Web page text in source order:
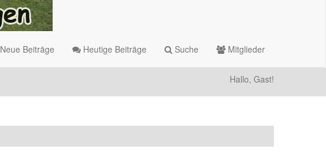
Neue Beiträge Heutige Beiträge Suche Mitglieder
Hallo, Gast!